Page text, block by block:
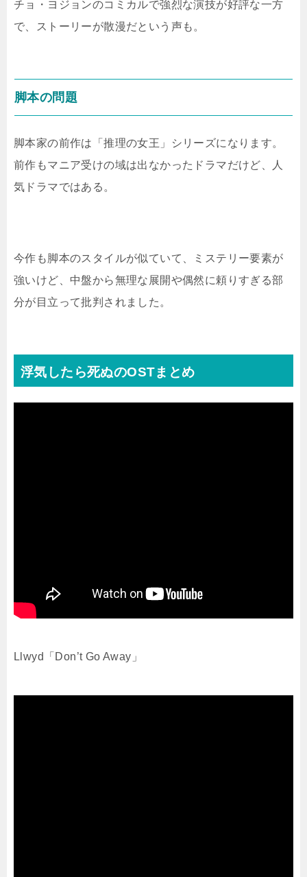
チョ・ヨジョンのコミカルで強烈な演技が好評な一方
で、ストーリーが散漫だという声も。
脚本の問題
脚本家の前作は「推理の女王」シリーズになります。
前作もマニア受けの域は出なかったドラマだけど、人
気ドラマではある。
今作も脚本のスタイルが似ていて、ミステリー要素が
強いけど、中盤から無理な展開や偶然に頼りすぎる部
分が目立って批判されました。
浮気したら死ぬのOSTまとめ
Llwyd「Don’t Go Away」